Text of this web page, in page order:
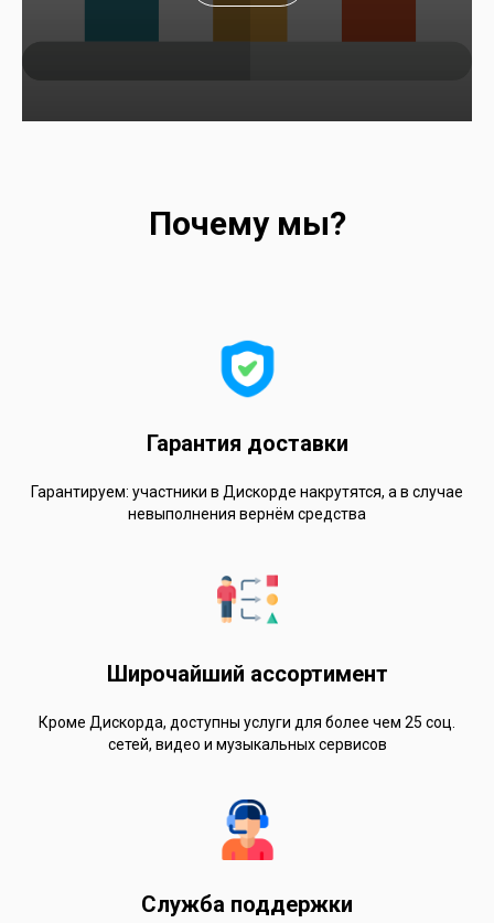
Почему мы?
Гарантия доставки
Гарантируем: участники в Дискорде накрутятся, а в случае
невыполнения вернём средства
Широчайший ассортимент
Кроме Дискорда, доступны услуги для более чем 25 соц.
сетей, видео и музыкальных сервисов
Служба поддержки